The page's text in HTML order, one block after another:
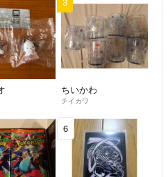
ちいかわ
チイカワ
6